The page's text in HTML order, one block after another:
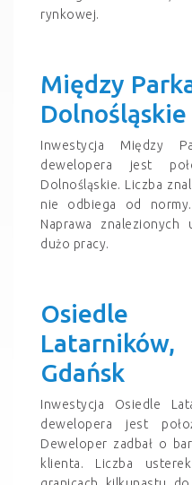
rynkowej.
Między
Dolnośląskie
Inwestycja Między
dewelopera jest
Dolnośląskie. Liczba
nie odbiega od
Naprawa znalezionych
dużo pracy.
Osiedle
Latarników,
Gdańsk
Inwestycja Osiedle
dewelopera jest
Deweloper zadbał o
klienta. Liczba